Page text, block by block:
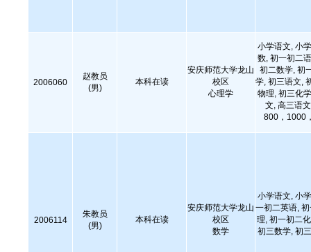
2006060
赵教员
(男)
本科在读
安庆师范大学龙山
校区
心理学
小学语文, 小
数, 初一初二
初二数学, 初
学, 初三语文,
物理, 初三化
文, 高三语
800，1000
2006114
朱教员
(男)
本科在读
安庆师范大学龙山
校区
数学
小学语文, 小
一初二英语,
理, 初一初二
初三数学, 初